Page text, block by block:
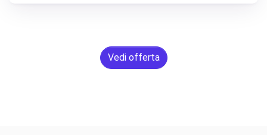
Vedi offerta